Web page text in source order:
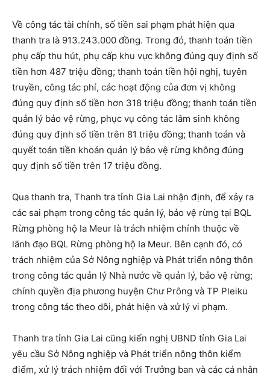
Về công tác tài chính, số tiền sai phạm phát hiện qua
thanh tra là 913.243.000 đồng. Trong đó, thanh toán tiền
phụ cấp thu hút, phụ cấp khu vực không đúng quy định số
tiền hơn 487 triệu đồng; thanh toán tiền hội nghị, tuyên
truyền, công tác phí, các hoạt động của đơn vị không
đúng quy định số tiền hơn 318 triệu đồng; thanh toán tiền
quản lý bảo vệ rừng, phục vụ công tác lâm sinh không
đúng quy định số tiền trên 81 triệu đồng; thanh toán và
quyết toán tiền khoán quản lý bảo vệ rừng không đúng
quy định số tiền trên 17 triệu đồng.
Qua thanh tra, Thanh tra tỉnh Gia Lai nhận định, để xảy ra
các sai phạm trong công tác quản lý, bảo vệ rừng tại BQL
Rừng phòng hộ Ia Meur là trách nhiệm chính thuộc về
lãnh đạo BQL Rừng phòng hộ Ia Meur. Bên cạnh đó, có
trách nhiệm của Sở Nông nghiệp và Phát triển nông thôn
trong công tác quản lý Nhà nước về quản lý, bảo vệ rừng;
chính quyền địa phương huyện Chư Prông và TP Pleiku
trong công tác theo dõi, phát hiện và xử lý vi phạm.
Thanh tra tỉnh Gia Lai cũng kiến nghị UBND tỉnh Gia Lai
yêu cầu Sở Nông nghiệp và Phát triển nông thôn kiểm
điểm, xử lý trách nhiệm đối với Trưởng ban và các cá nhân